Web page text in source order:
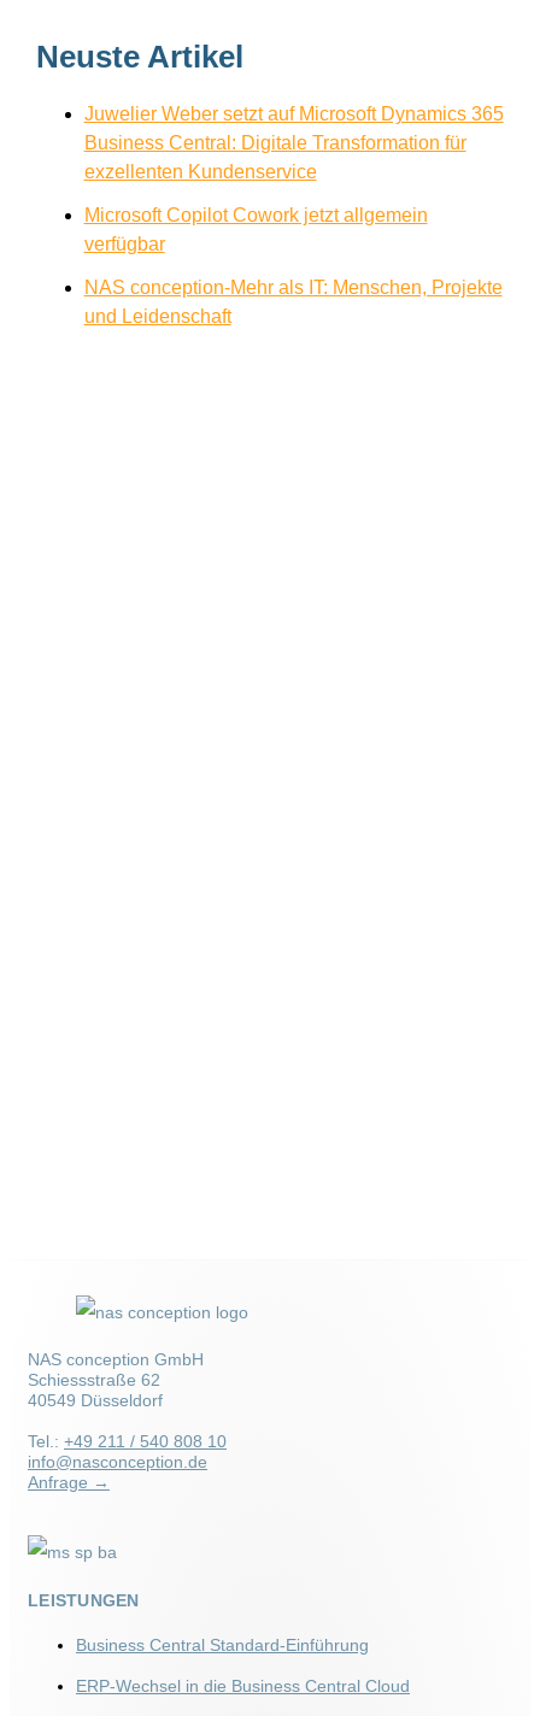
Neuste Artikel
Juwelier Weber setzt auf Microsoft Dynamics 365
Business Central: Digitale Transformation für
exzellenten Kundenservice
Microsoft Copilot Cowork jetzt allgemein
verfügbar
NAS conception-Mehr als IT: Menschen, Projekte
und Leidenschaft
NAS conception GmbH
Schiessstraße 62
40549 Düsseldorf
Tel.: +49 211 / 540 808 10
info@nasconception.de
Anfrage →
LEISTUNGEN
Business Central Standard-Einführung
ERP-Wechsel in die Business Central Cloud